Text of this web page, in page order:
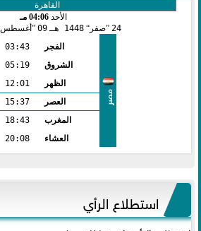
الأحد04:06 مـ
24
صفر 1448 هـ 09 أغسطس
مصر
الفجر
03:43
الشروق
05:19
الظهر
12:01
العصر
15:37
المغرب
18:43
العشاء
20:08
استطلاع الرأي